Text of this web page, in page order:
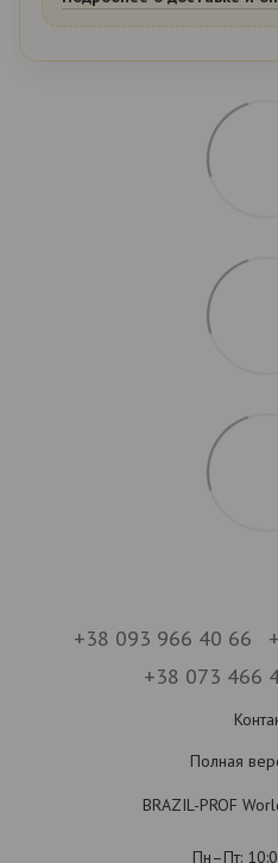
+38 093 966 40 66
+38 073 466
Полная
BRAZIL-PROF
Пн–Пт: